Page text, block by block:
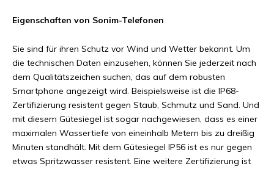
Eigenschaften von Sonim-Telefonen
Sie sind für ihren Schutz vor Wind und Wetter bekannt. Um
die technischen Daten einzusehen, können Sie jederzeit nach
dem Qualitätszeichen suchen, das auf dem robusten
Smartphone angezeigt wird. Beispielsweise ist die IP68-
Zertifizierung resistent gegen Staub, Schmutz und Sand. Und
mit diesem Gütesiegel ist sogar nachgewiesen, dass es einer
maximalen Wassertiefe von eineinhalb Metern bis zu dreißig
Minuten standhält. Mit dem Gütesiegel IP56 ist es nur gegen
etwas Spritzwasser resistent. Eine weitere Zertifizierung ist